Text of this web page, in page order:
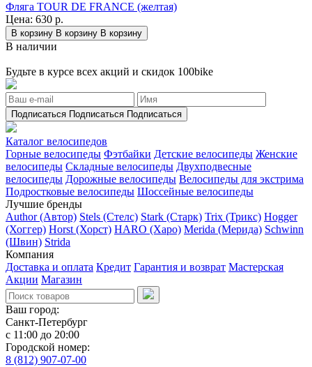
Фляга TOUR DE FRANCE (желтая)
Цена: 630 р.
В корзину В корзину В корзину
В наличии
Будьте в курсе всех акций и скидок 100bike
Подписаться Подписаться Подписаться
Каталог велосипедов
Горные велосипеды Фэтбайки Детские велосипеды Женские
велосипеды Складные велосипеды Двухподвесные
велосипеды Дорожные велосипеды Велосипеды для экстрима
Подростковые велосипеды Шоссейные велосипеды
Лучшие бренды
Author (Автор) Stels (Стелс) Stark (Старк) Trix (Трикс) Hogger
(Хоггер) Horst (Хорст) HARO (Харо) Merida (Мерида) Schwinn
(Швин) Strida
Компания
Доставка и оплата Кредит Гарантия и возврат Мастерская
Акции Магазин
Ваш город:
Санкт-Петербург
с 11:00 до 20:00
Городской номер:
8 (812) 907-07-00